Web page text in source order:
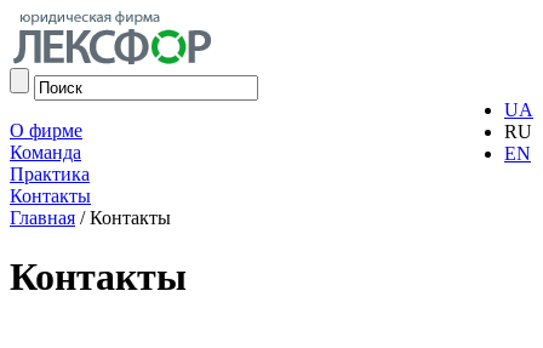
UA
RU
EN
О фирме
Команда
Практика
Контакты
Главная /Контакты
Контакты